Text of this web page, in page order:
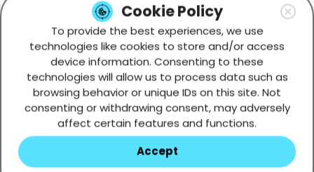
Cookie Policy
To provide the best experiences, we use
technologies like cookies to store and/or access
device information. Consenting to these
technologies will allow us to process data such as
browsing behavior or unique IDs on this site. Not
consenting or withdrawing consent, may adversely
affect certain features and functions.
Accept